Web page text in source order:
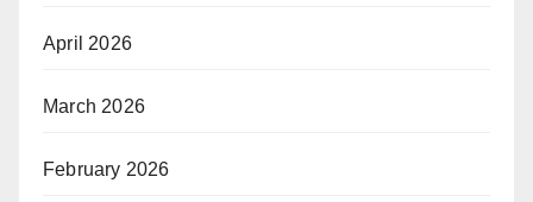
April 2026
March 2026
February 2026